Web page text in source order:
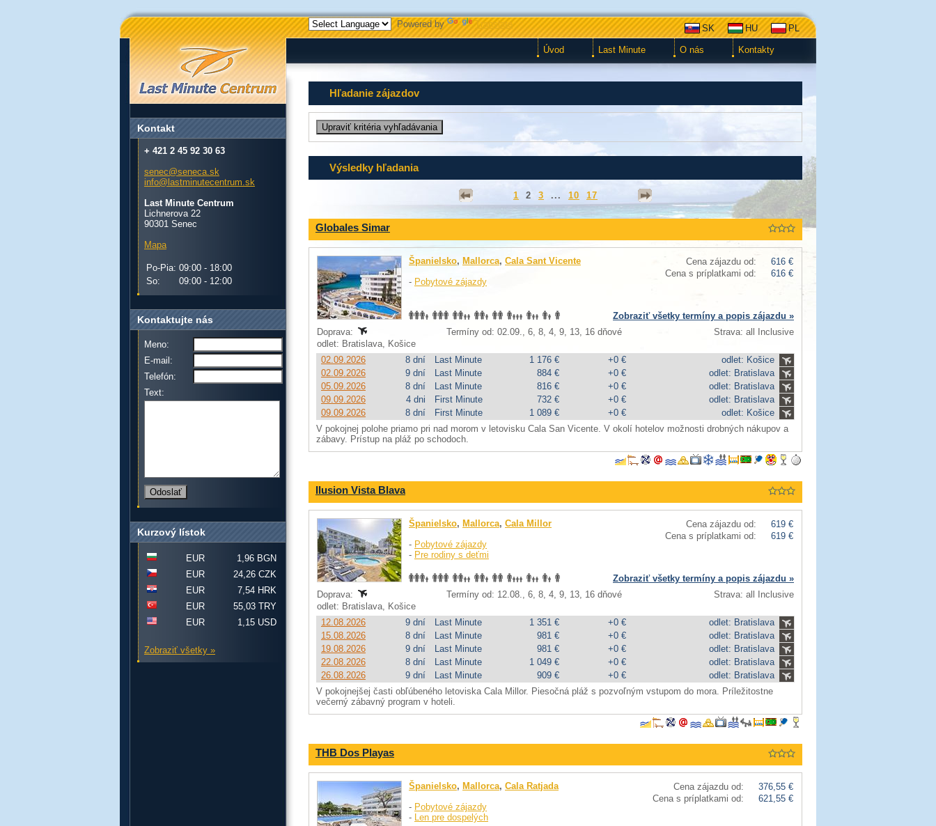
Powered by Translate SK HU PL
Úvod Last Minute O nás Kontakty
Hľadanie zájazdov
Výsledky hľadania
1 2 3 ... 10 17
Globales Simar
Cena zájazdu od:
616 €
Cena s príplatkami od:
616 €
Španielsko, Mallorca, Cala Sant Vicente
- Pobytové zájazdy
Zobraziť všetky termíny a popis zájazdu »
Doprava:
Termíny od: 02.09., 6, 8, 4, 9, 13, 16 dňové
Strava: all Inclusive
odlet: Bratislava, Košice
02.09.2026
8 dní Last Minute 1 176 € +0 €
odlet: Košice
02.09.2026
9 dní Last Minute 884 € +0 €
odlet: Bratislava
05.09.2026
8 dní Last Minute 816 € +0 €
odlet: Bratislava
09.09.2026
4 dni First Minute 732 € +0 €
odlet: Bratislava
09.09.2026
8 dní First Minute 1 089 € +0 €
odlet: Košice
V pokojnej polohe priamo pri nad morom v letovisku Cala San Vicente. V okolí hotelov možnosti drobných nákupov a
zábavy. Prístup na pláž po schodoch.
Ilusion Vista Blava
Cena zájazdu od:
619 €
Cena s príplatkami od:
619 €
Španielsko, Mallorca, Cala Millor
- Pobytové zájazdy
- Pre rodiny s deťmi
Zobraziť všetky termíny a popis zájazdu »
Doprava:
Termíny od: 12.08., 6, 8, 4, 9, 13, 16 dňové
Strava: all Inclusive
odlet: Bratislava, Košice
12.08.2026
9 dní Last Minute 1 351 € +0 €
odlet: Bratislava
15.08.2026
8 dní Last Minute 981 € +0 €
odlet: Bratislava
19.08.2026
9 dní Last Minute 981 € +0 €
odlet: Bratislava
22.08.2026
8 dní Last Minute 1 049 € +0 €
odlet: Bratislava
26.08.2026
9 dní Last Minute 909 € +0 €
odlet: Bratislava
V pokojnejšej časti obľúbeného letoviska Cala Millor. Piesočná pláž s pozvoľným vstupom do mora. Príležitostne
večerný zábavný program v hoteli.
THB Dos Playas
Cena zájazdu od:
376,55 €
Cena s príplatkami od:
621,55 €
Španielsko, Mallorca, Cala Ratjada
- Pobytové zájazdy
- Len pre dospelých
Kontakt
+ 421 2 45 92 30 63
senec@seneca.sk
info@lastminutecentrum.sk
Last Minute Centrum
Lichnerova 22
90301 Senec
Mapa
Po-Pia: 09:00 - 18:00
So:
09:00 - 12:00
Kontaktujte nás
Meno:
E-mail:
Telefón:
Text:
Kurzový lístok
EUR
1,96 BGN
EUR
24,26 CZK
EUR
7,54 HRK
EUR
55,03 TRY
EUR
1,15 USD
Zobraziť všetky »